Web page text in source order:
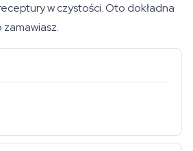
w czystości. Oto dokładna